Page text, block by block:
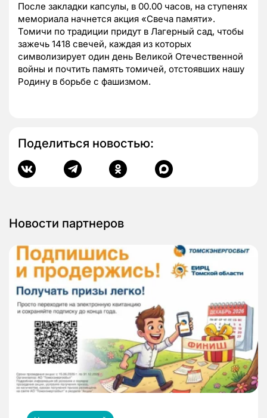
После закладки капсулы, в 00.00 часов, на ступенях
мемориала начнется акция «Свеча памяти».
Томичи по традиции придут в Лагерный сад, чтобы
зажечь 1418 свечей, каждая из которых
символизирует один день Великой Отечественной
войны и почтить память томичей, отстоявших нашу
Родину в борьбе с фашизмом.
Поделиться новостью:
Новости партнеров